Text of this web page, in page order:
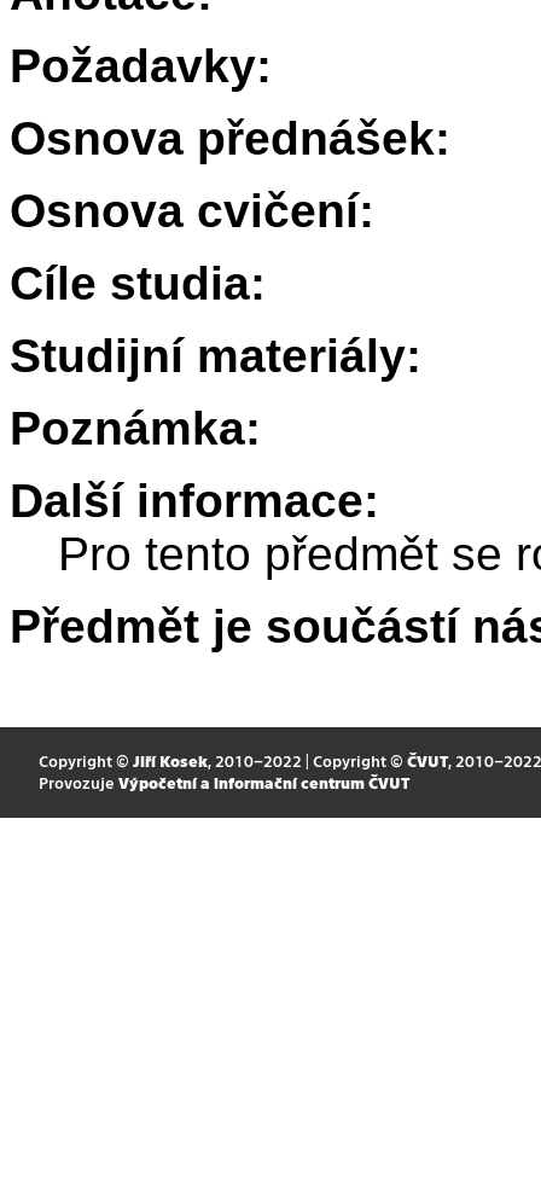
Požadavky:
Osnova přednášek:
Osnova cvičení:
Cíle studia:
Studijní materiály:
Poznámka:
Další informace:
Pro tento předmět se
Předmět je součástí
Copyright © Jiří Kosek, 2010–2022 | Copyright © ČVUT, 2010–2022
Provozuje Výpočetní a informační centrum ČVUT